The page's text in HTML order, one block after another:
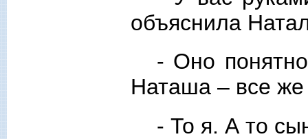
объяснила
- Оно
Наташа – все
- То я. А то